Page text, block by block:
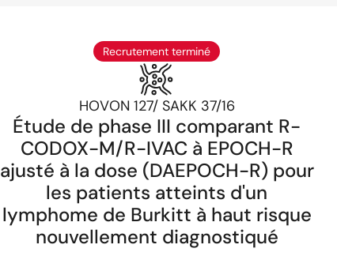
Recrutement terminé
HOVON 127/ SAKK 37/16
Étude de phase III comparant R-
CODOX-M/R-IVAC à EPOCH-R
ajusté à la dose (DAEPOCH-R) pour
les patients atteints d'un
lymphome de Burkitt à haut risque
nouvellement diagnostiqué